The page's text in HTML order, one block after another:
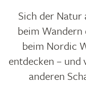
Sich der
beim
beim Nordic
entdecken –
anderen